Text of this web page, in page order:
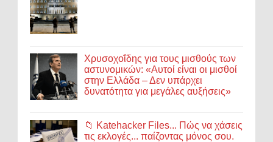
Χρυσοχοΐδης για τους μισθούς των
αστυνομικών: «Αυτοί είναι οι μισθοί
στην Ελλάδα – Δεν υπάρχει
δυνατότητα για μεγάλες αυξήσεις»
📁 Katehacker Files... Πώς να χάσεις
τις εκλογές... παίζοντας μόνος σου.